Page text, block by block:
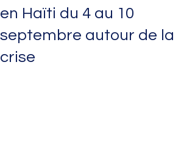
en Haïti du 4 au 10
septembre autour de la
crise